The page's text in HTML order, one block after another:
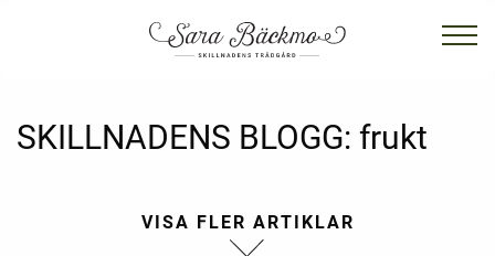
SKILLNADENS BLOGG: frukt